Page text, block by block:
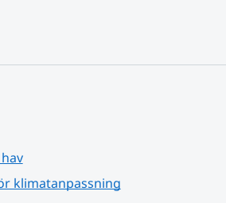
klimatanpassning